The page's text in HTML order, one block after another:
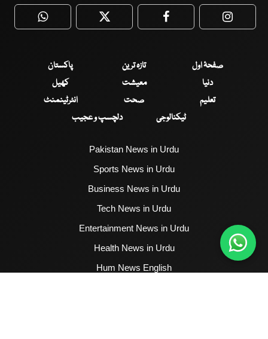
WhatsApp Twitter Facebook
صفحۂ اول تازہ ترین
پاکستان
دنیا
معیشت
کھیل
تعلیم
صحت
انٹرٹینمنٹ
ٹیکنالوجی
دلچسپ و عجیب
Pakistan News in Urdu
Sports News in Urdu
Business News in Urdu
Tech News in Urdu
Entertainment News in Urdu
Health News in Urdu
Hum News English